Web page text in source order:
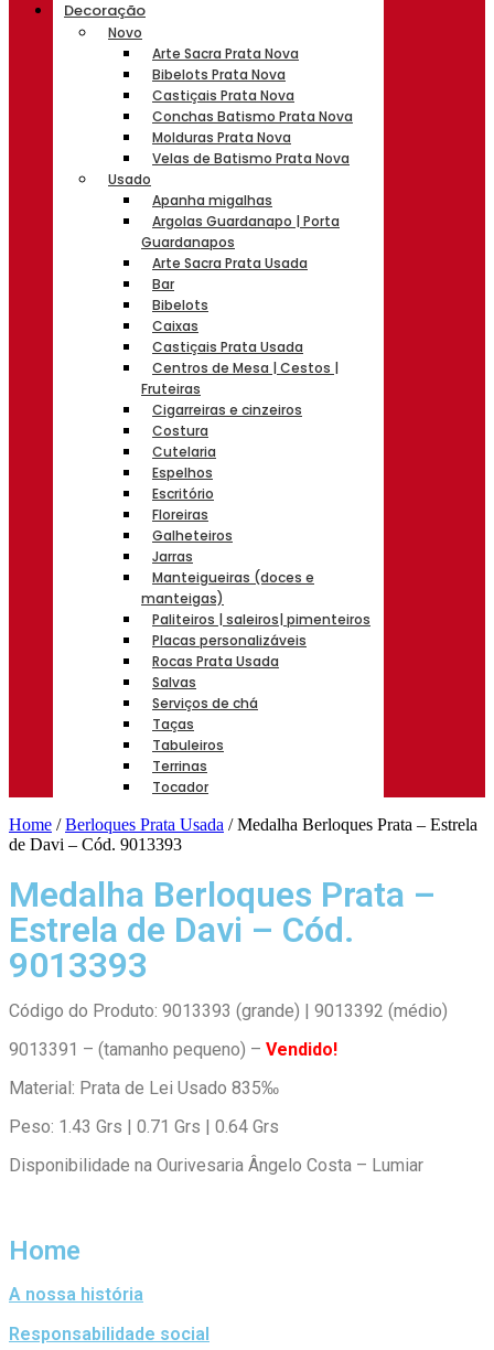
Decoração
Novo
Arte Sacra Prata Nova
Bibelots Prata Nova
Castiçais Prata Nova
Conchas Batismo Prata Nova
Molduras Prata Nova
Velas de Batismo Prata Nova
Usado
Apanha migalhas
Argolas Guardanapo | Porta
Guardanapos
Arte Sacra Prata Usada
Bar
Bibelots
Caixas
Castiçais Prata Usada
Centros de Mesa | Cestos |
Fruteiras
Cigarreiras e cinzeiros
Costura
Cutelaria
Espelhos
Escritório
Floreiras
Galheteiros
Jarras
Manteigueiras (doces e
manteigas)
Paliteiros | saleiros| pimenteiros
Placas personalizáveis
Rocas Prata Usada
Salvas
Serviços de chá
Taças
Tabuleiros
Terrinas
Tocador
Home /Berloques Prata Usada / Medalha Berloques Prata – Estrela
de Davi – Cód. 9013393
Medalha Berloques Prata –
Estrela de Davi – Cód.
9013393
Código do Produto: 9013393 (grande) | 9013392 (médio)
9013391 – (tamanho pequeno) – Vendido!
Material: Prata de Lei Usado 835‰
Peso: 1.43 Grs | 0.71 Grs | 0.64 Grs
Disponibilidade na Ourivesaria Ângelo Costa – Lumiar
Home
A nossa história
Responsabilidade social